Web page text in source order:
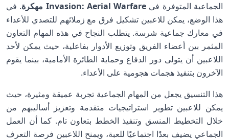
الجماعية المتوفرة في Invasion: Aerial Warfare مهكرة
. في
هذا الوضع، يمكن للاعبين تشكيل فرق مع زملائهم للتصدي للأعداء
في معارك جماعية شرسة. يتطلب النجاح في هذه المهام التعاون
المثمر بين أعضاء الفريق وتوزيع الأدوار بفاعلية، حيث يمكن لأحد
اللاعبين أن يتولى دور الدفاع وحماية الطائرة الأمامية، بينما يقوم
الآخرون بتنفيذ هجمات هجومية على الأعداء.
هذا التنسيق يجعل من المهام الجماعية تجربة عميقة ومثيرة، حيث
يمكن للاعبين تطوير استراتيجيات متقدمة وتعزيز أساليبهم من
خلال التخطيط المنسق وتنفيذ الخطط بتعاون تام. كما أن العمل
الجماعي يضيف بعدًا اجتماعيًا للعبة، ويمنح اللاعبين فرصة التعرف